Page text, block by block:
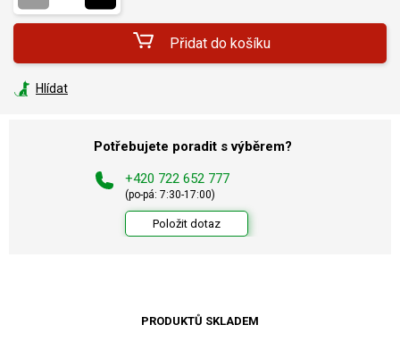
Přidat do košíku
Hlídat
Potřebujete poradit s výběrem?
+420 722 652 777
(po-pá: 7:30-17:00)
Položit dotaz
PRODUKTŮ SKLADEM